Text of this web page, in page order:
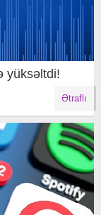
yüksəltdi!
Ətraflı